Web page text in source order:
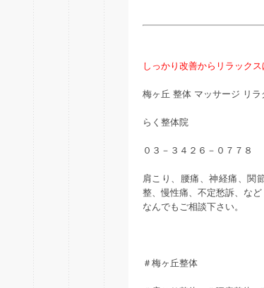
しっかり改善からリラックス
梅ヶ丘 整体 マッサージ リラ
らく整体院
０３－３４２６－０７７８
肩こり、腰痛、神経痛、関
整、慢性痛、不定愁訴、など
なんでもご相談下さい。
＃梅ヶ丘整体